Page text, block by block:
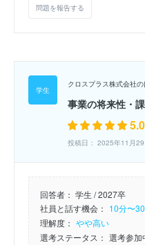
問題を報告する
クロスプラス株式会社
事業の将来性・
5.0
投稿日： 2025年11月29
回答者： 学生 / 2027卒
社員と話す機会： 10分〜
理解度： やや高い
選考ステータス： 選考参加